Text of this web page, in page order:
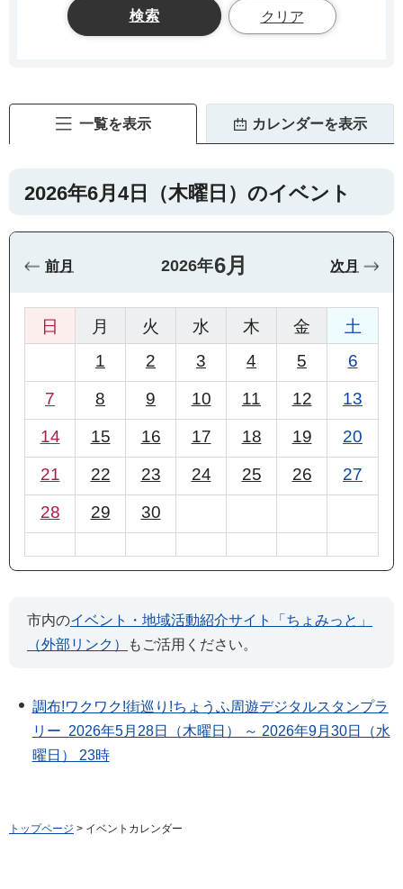
クリア
一覧を表示 カレンダーを表示
2026年6月4日（木曜日）のイベント
2026年6月
前月 次月
日 月 火 水 木 金
土
1
2 3 4 5
6
7
8 9 10 11 12
13
14
15 16 17 18 19
20
21
22 23 24 25 26
27
28
29 30
市内のイベント・地域活動紹介サイト「ちょみっと」
（外部リンク）
もご活用ください。
調布!ワクワク!街巡り!ちょうふ周遊デジタルスタンプラ
リー 2026年5月28日（木曜日） ～ 2026年9月30日（水
曜日） 23時
トップページ > イベントカレンダー